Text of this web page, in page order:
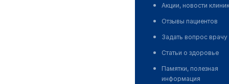
Акции, новости клиник
Отзывы пациентов
Задать вопрос врачу
Статьи о здоровье
Памятки, полезная
информация